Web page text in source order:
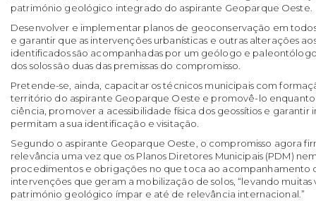
património geológico integrado do aspirante Geoparque Oeste.
Desenvolver e implementar planos de geoconservação em
e garantir que as intervenções urbanísticas e outras alterações
identificados são acompanhadas por um geólogo e
dos solos são duas das premissas do compromisso.
Pretende-se, ainda, capacitar os técnicos municipais com
território do aspirante Geoparque Oeste e promovê-lo
ciência, promover a acessibilidade física dos geossítios e garantir
permitam a sua identificação e visitação.
Segundo o aspirante Geoparque Oeste, o compromisso agora
relevância uma vez que os Planos Diretores Municipais (PDM)
procedimentos e obrigações no que toca ao acompanhamento
intervenções que geram a mobilização de solos, “levando muitas
património geológico ímpar e até de relevância internacional.”